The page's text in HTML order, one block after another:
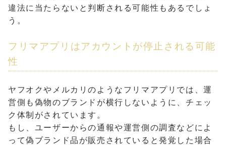
違法に当たらないと判断される可能性もあるでしょ
う。
フリマアプリはアカウントが停止される可能
性
ヤフオクやメルカリのようなフリマアプリでは、運
営側も偽物のブランドが横行しないように、チェッ
ク体制がされています。
もし、ユーザーからの通報や運営側の調査などによ
って偽ブランド品が販売されていると発覚した場合